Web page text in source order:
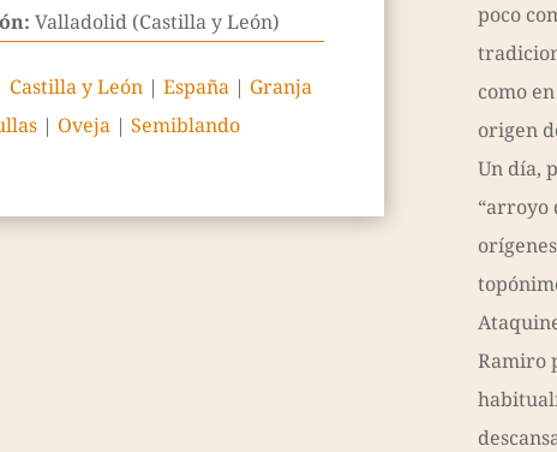
Valladolid (Castilla y León)
Castilla y León| España| Granja
| Oveja| Semiblando
poco
como
origen
Un día,
“arroyo
Ramiro